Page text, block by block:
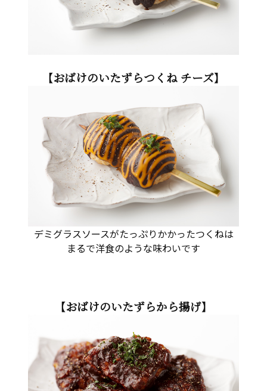
【おばけのいたずらつくね チーズ】
デミグラスソースがたっぷりかかったつくねは
まるで洋食のような味わいです
【おばけのいたずらから揚げ】